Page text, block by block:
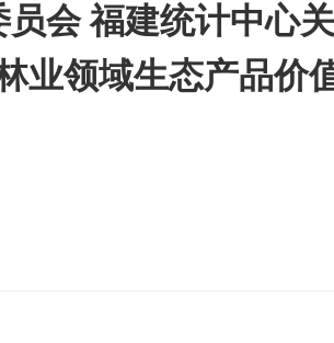
会 福建统计中心
业领域生态产品价